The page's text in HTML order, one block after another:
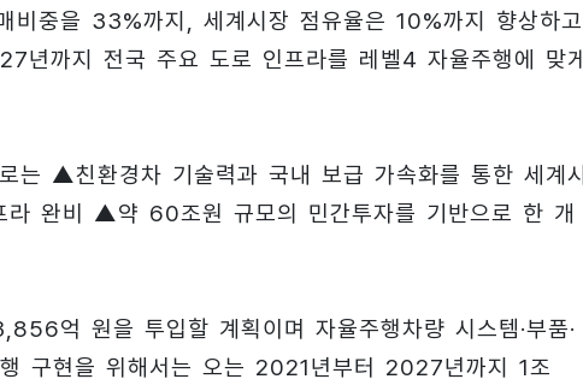
중을 33%까지, 세계시장 점유율은 10%까지 향상하고
까지 전국 주요 도로 인프라를 레벨4 자율주행에 맞게
는 ▲친환경차 기술력과 국내 보급 가속화를 통한 세계시
완비 ▲약 60조원 규모의 민간투자를 기반으로 한 개
억 원을 투입할 계획이며 자율주행차량 시스템·부품·
구현을 위해서는 오는 2021년부터 2027년까지 1조